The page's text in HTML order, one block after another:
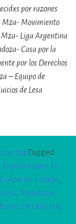
por razones
Mza- Movimiento
Mza- Liga Argentina
Casa por la
por los Derechos
– Equipo de
de Lesa
topTagged
, Espacio para la
Golpe de Estado,
, Mendoza,
, Periodista,
on